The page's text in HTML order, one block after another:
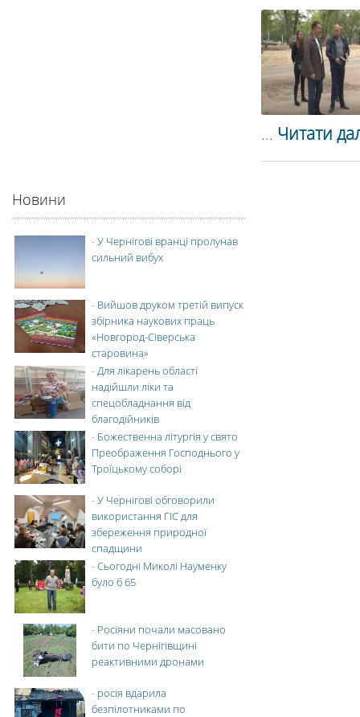
... Читати
Новини
-У Чернігові вранці пролунав
сильний вибух
- Вийшов друком третій випуск
збірника наукових праць
«Новгород-Сіверська
старовина»
-Для лікарень області
надійшли ліки та
спецобладнання від
благодійників
- Божественна літургія у свято
Преображення Господнього у
Троїцькому соборі
-У Чернігові обговорили
використання ГІС для
збереження природної
спадщини
-Сьогодні Миколі Науменку
було б 65
- Росіяни почали масовано
бити по Чернігівщині
реактивними дронами
- росія вдарила
безпілотниками по